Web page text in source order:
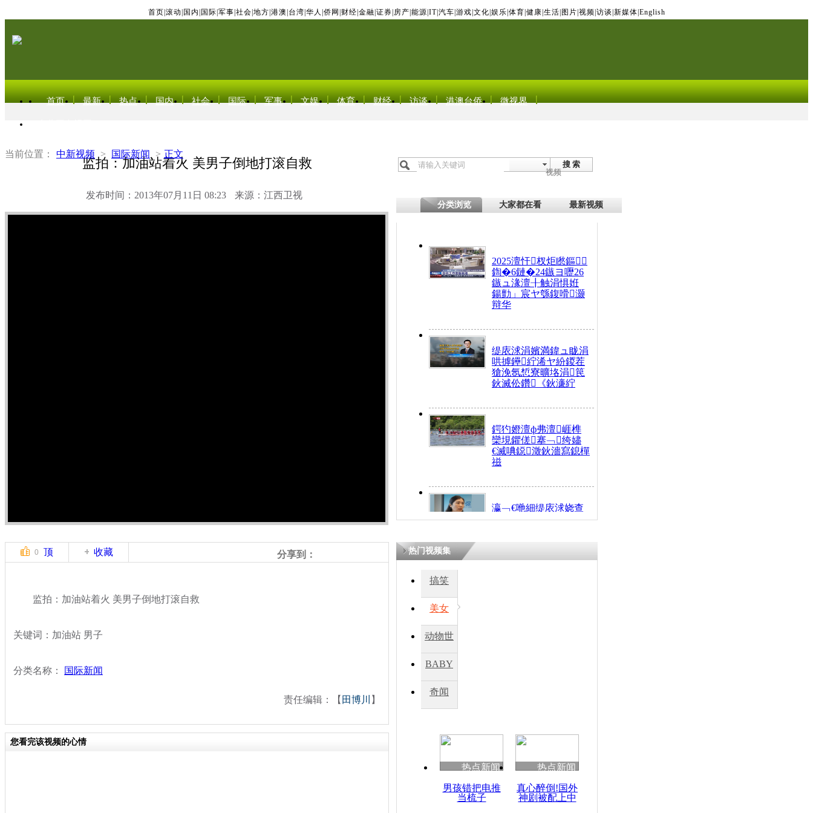
首页 滚动 国内 国际 军事 社会 地方 港澳 台湾 华人 侨网 财经 金融 证券 房产 能源 IT| 汽车 游戏 文化 娱乐 体育 健康 生活 图片 视频 访谈 新媒体 English
首页 最新 热点 国内 社会 国际 军事 文娱 体育 财经 访谈 港澳台侨 微视界
当前位置： 中新视频 > 国际新闻 > 正文
监拍：加油站着火 美男子倒地打滚自救
发布时间：2013年07月11日 08:23 来源：江西卫视
搜 索
视频
分类浏览 大家都在看 最新视频
2025澶忓杈炬矁鏂
鍧�6鏈�24鏃ヨ嚦26
鏃ュ湪澶╂触涓惧姙
鍚勯」宸ヤ綔鍑嗗灏
辩华
缇庡浗涓嬪満鍏ュ眬涓
哄摢鑸紵浠ヤ紛鍐茬
獊浼氬惁寮曠垎涓笢
鈥滅伀鑽《鈥濓紵
鍔犳嬁澶ф弗澶崕榫
欒垷鑺傞搴﹁绔嬧
€滅唺鐚澂鈥濇寫鎴樿
禌
瀛﹁€咃細缇庡浗娆查
€间笢鍗椾簹涓庝腑鍥
瘑灞€
0 顶 收藏 分享到：
监拍：加油站着火 美男子倒地打滚自救
关键词：加油站 男子
分类名称： 国际新闻
责任编辑：【 田博川 】
您看完该视频的心情
热门视频集
搞笑
美女
动物世
BABY
秀
奇闻
热点新闻
男孩错把电推
当梳子
热点新闻
真心醉倒!国外
神剧被配上中